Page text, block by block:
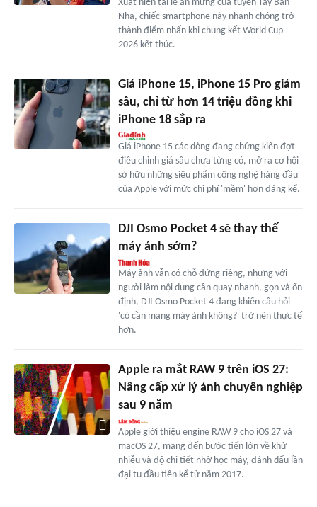
Xuất hiện tại lễ ăn mừng của tuyển Tây Ban
Nha, chiếc smartphone này nhanh chóng trở
thành điểm nhấn khi chung kết World Cup
2026 kết thúc.
Giá iPhone 15, iPhone 15 Pro giảm
sâu, chỉ từ hơn 14 triệu đồng khi
iPhone 18 sắp ra
Giá iPhone 15 các dòng đang chứng kiến đợt
điều chỉnh giá sâu chưa từng có, mở ra cơ hội
sở hữu những siêu phẩm công nghệ hàng đầu
của Apple với mức chi phí 'mềm' hơn đáng kể.
DJI Osmo Pocket 4 sẽ thay thế
máy ảnh sớm?
Máy ảnh vẫn có chỗ đứng riêng, nhưng với
người làm nội dung cần quay nhanh, gọn và ổn
định, DJI Osmo Pocket 4 đang khiến câu hỏi
'có cần mang máy ảnh không?' trở nên thực tế
hơn.
Apple ra mắt RAW 9 trên iOS 27:
Nâng cấp xử lý ảnh chuyên nghiệp
sau 9 năm
Apple giới thiệu engine RAW 9 cho iOS 27 và
macOS 27, mang đến bước tiến lớn về khử
nhiễu và độ chi tiết nhờ học máy, đánh dấu lần
đại tu đầu tiên kể từ năm 2017.